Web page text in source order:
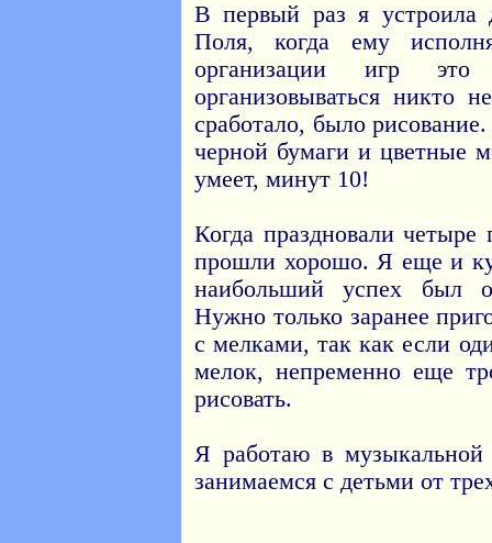
В первый раз я устроила
Поля, когда ему
организации игр
организовываться никто
сработало, было
черной бумаги и цветные
умеет, минут 10!
Когда праздновали
прошли хорошо. Я еще и
наибольший успех был
Нужно только заранее
с мелками, так как если
мелок, непременно еще
рисовать.
Я работаю в
занимаемся с детьми от